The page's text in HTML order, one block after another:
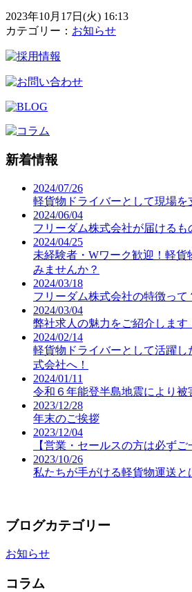
2023年10月17日(火) 16:13
カテゴリー： お知らせ
新着情報
2024/07/26
軽貨物ドライバーとして現場を
2024/06/04
フリーダム株式会社が届ける
2024/04/25
未経験者・Wワーク歓迎！軽貨
みませんか？
2024/03/18
フリーダム株式会社の特徴って
2024/03/04
弊社求人の魅力をご紹介します
2024/02/14
軽貨物ドライバーとして活躍
式会社へ！
2024/01/11
令和６年能登半島地震により被
2023/12/28
年末のご挨拶
2023/12/04
【営業・セールスの方は必ずご
2023/10/26
私たちが手がける軽貨物運送と
ブログカテゴリー
お知らせ
コラム